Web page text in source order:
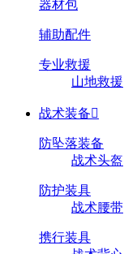
器材包
辅助配件
专业救援
山地救援
战术装备
防坠落装备
战术头盔
防护装具
战术腰带
携行装具